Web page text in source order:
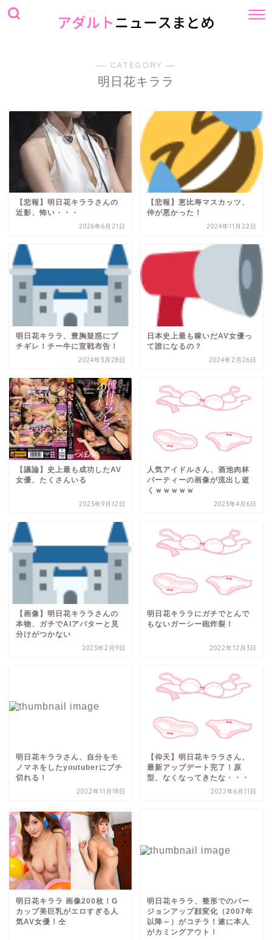
― CATEGORY ―
明日花キララ
【悲報】明日花キララさんの
近影、怖い・・・
2026年6月21日
【悲報】恵比寿マスカッツ、
仲が悪かった！
2024年11月22日
明日花キララ、豊胸疑惑にブ
チギレ！チー牛に宣戦布告！
2024年3月28日
日本史上最も稼いだAV女優っ
て誰になるの？
2024年2月26日
【議論】史上最も成功したAV
女優、たくさんいる
2023年9月12日
人気アイドルさん、酒池肉林
パーティーの画像が流出し逝
くｗｗｗｗｗ
2023年4月6日
【画像】明日花キララさんの
本物、ガチでAIアバターと見
分けがつかない
2023年2月9日
明日花キララにガチでとんで
もないガーシー砲炸裂！
2022年12月3日
明日花キララさん、自分をモ
ノマネをしたyoutuberにブチ
切れる！
2022年11月18日
【仰天】明日花キララさん、
最新アップデート完了！原
型、なくなってきたな・・・
2022年6月11日
明日花キララ 画像200枚！G
カップ美巨乳がエロすぎる人
気AV女優！仝
明日花キララ、整形でのバー
ジョンアップ顔変化（2007年
以降～）がコチラ！遂に本人
がカミングアウト！